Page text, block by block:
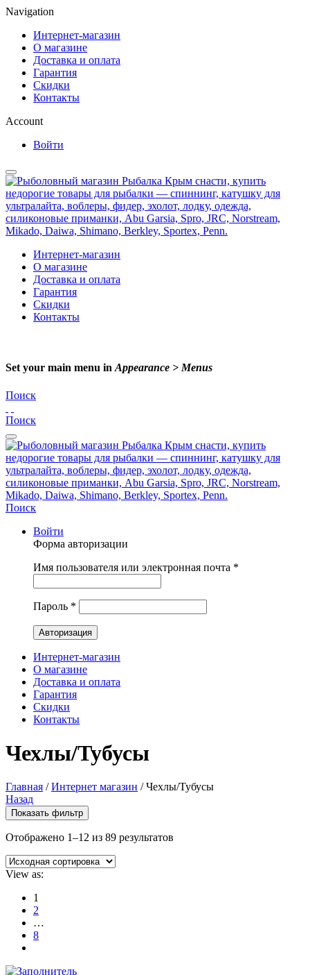
Navigation
Интернет-магазин
О магазине
Доставка и оплата
Гарантия
Скидки
Контакты
Account
Войти
Интернет-магазин
О магазине
Доставка и оплата
Гарантия
Скидки
Контакты
Set your main menu in Appearance > Menus
Поиск
Поиск
Поиск
Войти
Форма авторизации
Имя пользователя или электронная почта *
Пароль *
Интернет-магазин
О магазине
Доставка и оплата
Гарантия
Скидки
Контакты
Чехлы/Тубусы
Главная / Интернет магазин /Чехлы/Тубусы
Назад
Показать фильтр
Отображено 1–12 из 89 результатов
View as:
1
2
…
8